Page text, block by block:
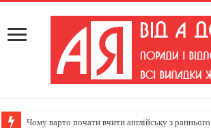
Чому варто почати вчити англійську з раннього